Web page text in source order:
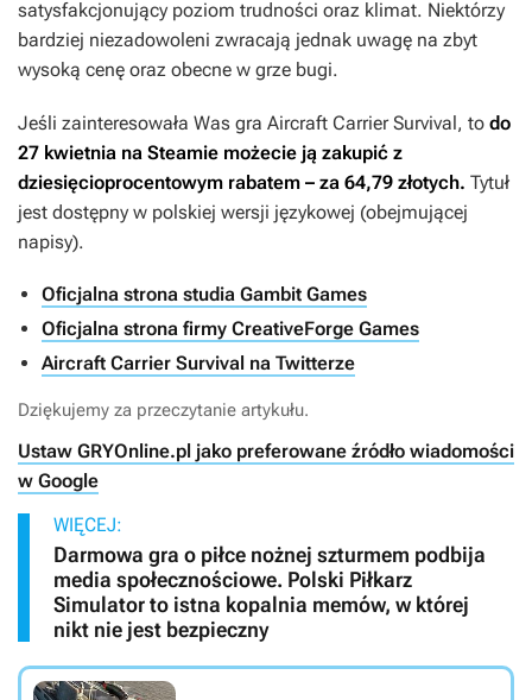
satysfakcjonujący poziom trudności oraz klimat. Niektórzy
bardziej niezadowoleni zwracają jednak uwagę na zbyt
wysoką cenę oraz obecne w grze bugi.
Jeśli zainteresowała Was gra Aircraft Carrier Survival, to do
27 kwietnia na Steamie możecie ją zakupić z
dziesięcioprocentowym rabatem – za 64,79 złotych. Tytuł
jest dostępny w polskiej wersji językowej (obejmującej
napisy).
Oficjalna strona studia Gambit Games
Oficjalna strona firmy CreativeForge Games
Aircraft Carrier Survival na Twitterze
Dziękujemy za przeczytanie artykułu.
Ustaw GRYOnline.pl jako preferowane źródło wiadomości
w Google
WIĘCEJ:
Darmowa gra o piłce nożnej szturmem podbija
media społecznościowe. Polski Piłkarz
Simulator to istna kopalnia memów, w której
nikt nie jest bezpieczny